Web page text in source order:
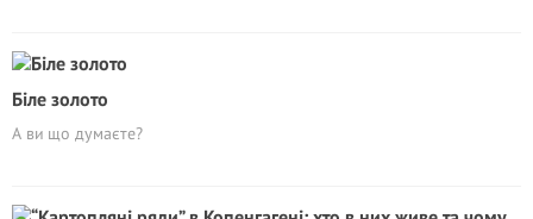
Біле золото
А ви що думаєте?